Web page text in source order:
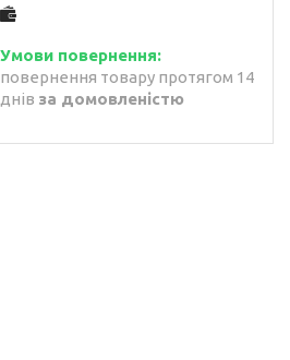
повернення товару протягом 14
днів за домовленістю